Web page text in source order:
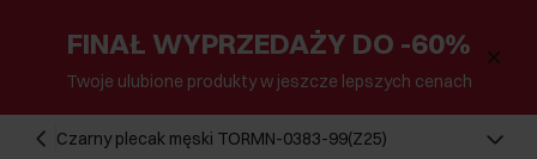
FINAŁ WYPRZEDAŻY DO -60%
Twoje ulubione produkty w jeszcze lepszych cenach
Czarny plecak męski TORMN-0383-99(Z25)